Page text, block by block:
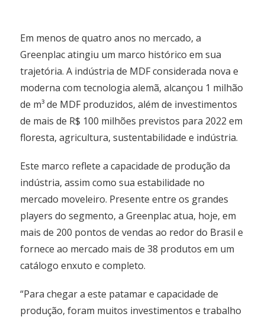
Em menos de quatro anos no mercado, a
Greenplac atingiu um marco histórico em sua
trajetória. A indústria de MDF considerada nova e
moderna com tecnologia alemã, alcançou 1 milhão
de m³ de MDF produzidos, além de investimentos
de mais de R$ 100 milhões previstos para 2022 em
floresta, agricultura, sustentabilidade e indústria.
Este marco reflete a capacidade de produção da
indústria, assim como sua estabilidade no
mercado moveleiro. Presente entre os grandes
players do segmento, a Greenplac atua, hoje, em
mais de 200 pontos de vendas ao redor do Brasil e
fornece ao mercado mais de 38 produtos em um
catálogo enxuto e completo.
“Para chegar a este patamar e capacidade de
produção, foram muitos investimentos e trabalho